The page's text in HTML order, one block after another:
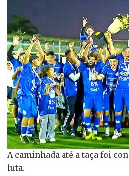
A caminhada até a taça foi
luta.